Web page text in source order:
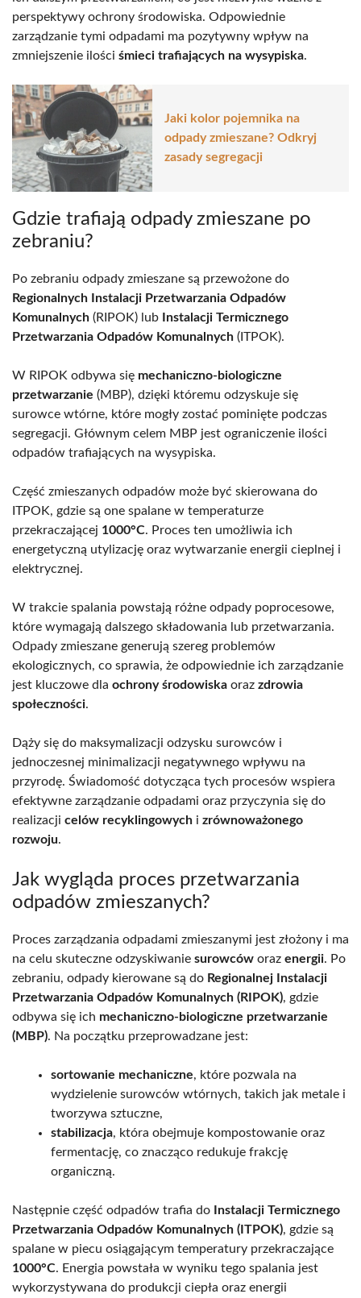
perspektywy ochrony środowiska. Odpowiednie
zarządzanie tymi odpadami ma pozytywny wpływ na
zmniejszenie ilości śmieci trafiających na wysypiska.
Jaki kolor pojemnika na
odpady zmieszane? Odkryj
zasady segregacji
Gdzie trafiają odpady zmieszane po
zebraniu?
Po zebraniu odpady zmieszane są przewożone do
Regionalnych Instalacji Przetwarzania Odpadów
Komunalnych (RIPOK) lub Instalacji Termicznego
Przetwarzania Odpadów Komunalnych (ITPOK).
W RIPOK odbywa się mechaniczno-biologiczne
przetwarzanie (MBP), dzięki któremu odzyskuje się
surowce wtórne, które mogły zostać pominięte podczas
segregacji. Głównym celem MBP jest ograniczenie ilości
odpadów trafiających na wysypiska.
Część zmieszanych odpadów może być skierowana do
ITPOK, gdzie są one spalane w temperaturze
przekraczającej 1000°C. Proces ten umożliwia ich
energetyczną utylizację oraz wytwarzanie energii cieplnej i
elektrycznej.
W trakcie spalania powstają różne odpady poprocesowe,
które wymagają dalszego składowania lub przetwarzania.
Odpady zmieszane generują szereg problemów
ekologicznych, co sprawia, że odpowiednie ich zarządzanie
jest kluczowe dla ochrony środowiska oraz zdrowia
społeczności.
Dąży się do maksymalizacji odzysku surowców i
jednoczesnej minimalizacji negatywnego wpływu na
przyrodę. Świadomość dotycząca tych procesów wspiera
efektywne zarządzanie odpadami oraz przyczynia się do
realizacji celów recyklingowych i zrównoważonego
rozwoju.
Jak wygląda proces przetwarzania
odpadów zmieszanych?
Proces zarządzania odpadami zmieszanymi jest złożony i ma
na celu skuteczne odzyskiwanie surowców oraz energii. Po
zebraniu, odpady kierowane są do Regionalnej Instalacji
Przetwarzania Odpadów Komunalnych (RIPOK), gdzie
odbywa się ich mechaniczno-biologiczne przetwarzanie
(MBP). Na początku przeprowadzane jest:
sortowanie mechaniczne, które pozwala na
wydzielenie surowców wtórnych, takich jak metale i
tworzywa sztuczne,
stabilizacja, która obejmuje kompostowanie oraz
fermentację, co znacząco redukuje frakcję
organiczną.
Następnie część odpadów trafia do Instalacji Termicznego
Przetwarzania Odpadów Komunalnych (ITPOK), gdzie są
spalane w piecu osiągającym temperatury przekraczające
1000°C. Energia powstała w wyniku tego spalania jest
wykorzystywana do produkcji ciepła oraz energii